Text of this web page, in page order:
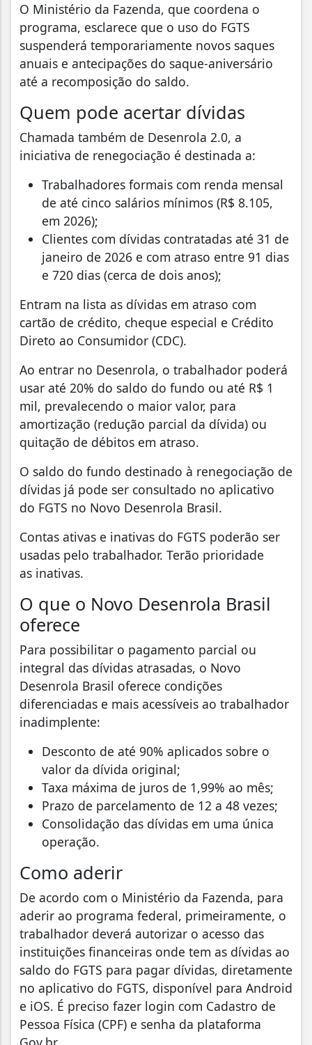
O Ministério da Fazenda, que coordena o
programa, esclarece que o uso do FGTS
suspenderá temporariamente novos saques
anuais e antecipações do saque-aniversário
até a recomposição do saldo.
Quem pode acertar dívidas
Chamada também de Desenrola 2.0, a
iniciativa de renegociação é destinada a:
Trabalhadores formais com renda mensal
de até cinco salários mínimos (R$ 8.105,
em 2026);
Clientes com dívidas contratadas até 31 de
janeiro de 2026 e com atraso entre 91 dias
e 720 dias (cerca de dois anos);
Entram na lista as dívidas em atraso com
cartão de crédito, cheque especial e Crédito
Direto ao Consumidor (CDC).
Ao entrar no Desenrola, o trabalhador poderá
usar até 20% do saldo do fundo ou até R$ 1
mil, prevalecendo o maior valor, para
amortização (redução parcial da dívida) ou
quitação de débitos em atraso.
O saldo do fundo destinado à renegociação de
dívidas já pode ser consultado no aplicativo
do FGTS no Novo Desenrola Brasil.
Contas ativas e inativas do FGTS poderão ser
usadas pelo trabalhador. Terão prioridade
as inativas.
O que o Novo Desenrola Brasil
oferece
Para possibilitar o pagamento parcial ou
integral das dívidas atrasadas, o Novo
Desenrola Brasil oferece condições
diferenciadas e mais acessíveis ao trabalhador
inadimplente:
Desconto de até 90% aplicados sobre o
valor da dívida original;
Taxa máxima de juros de 1,99% ao mês;
Prazo de parcelamento de 12 a 48 vezes;
Consolidação das dívidas em uma única
operação.
Como aderir
De acordo com o Ministério da Fazenda, para
aderir ao programa federal, primeiramente, o
trabalhador deverá autorizar o acesso das
instituições financeiras onde tem as dívidas ao
saldo do FGTS para pagar dívidas, diretamente
no aplicativo do FGTS, disponível para Android
e iOS. É preciso fazer login com Cadastro de
Pessoa Física (CPF) e senha da plataforma